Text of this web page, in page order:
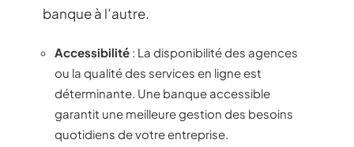
banque à l’autre.
Accessibilité : La disponibilité des agences
ou la qualité des services en ligne est
déterminante. Une banque accessible
garantit une meilleure gestion des besoins
quotidiens de votre entreprise.